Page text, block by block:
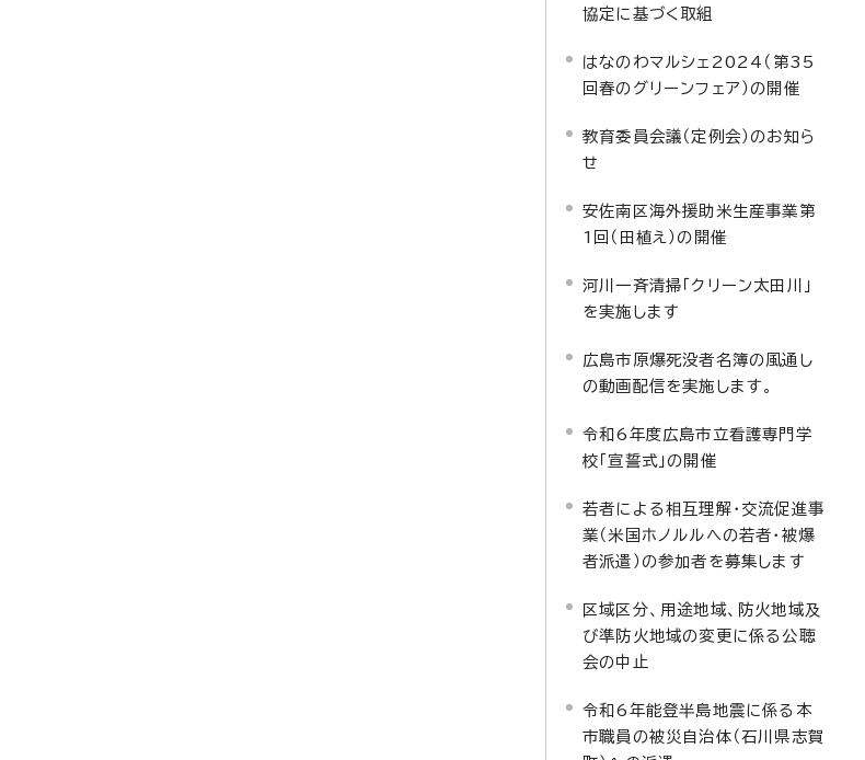
協定に基づく取組
はなのわマルシェ2024（第35
回春のグリーンフェア）の開催
教育委員会議（定例会）のお知ら
せ
安佐南区海外援助米生産事業第
1回（田植え）の開催
河川一斉清掃「クリーン太田川」
を実施します
広島市原爆死没者名簿の風通し
の動画配信を実施します。
令和6年度広島市立看護専門学
校「宣誓式」の開催
若者による相互理解・交流促進事
業（米国ホノルルへの若者・被爆
者派遣）の参加者を募集します
区域区分、用途地域、防火地域及
び準防火地域の変更に係る公聴
会の中止
令和6年能登半島地震に係る本
市職員の被災自治体（石川県志賀